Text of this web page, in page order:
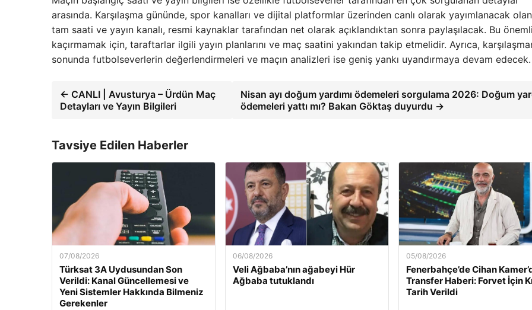
arasında. Karşılaşma gününde, spor kanalları ve dijital platformlar üzerinden canlı olarak yayımlanacak
tam saati ve yayın kanalı, resmi kaynaklar tarafından net olarak açıklandıktan sonra paylaşılacak. Bu
kaçırmamak için, taraftarlar ilgili yayın planlarını ve maç saatini yakından takip etmelidir. Ayrıca,
sonunda futbolseverlerin değerlendirmeleri ve maçın analizleri ise geniş yankı uyandırmaya devam edecek.
← CANLI | Avusturya – Ürdün Maç
Detayları ve Yayın Bilgileri
Nisan ayı doğum yardımı ödemeleri sorgulama 2026: Doğum
ödemeleri yattı mı? Bakan Göktaş duyurdu →
Tavsiye Edilen Haberler
07/08/2026
Türksat 3A Uydusundan Son
Verildi: Kanal Güncellemesi ve
Yeni Sistemler Hakkında Bilmeniz
Gerekenler
06/08/2026
Veli Ağbaba’nın ağabeyi Hür
Ağbaba tutuklandı
05/08/2026
Fenerbahçe’de Cihan
Transfer Haberi: Forvet İçin
Tarih Verildi